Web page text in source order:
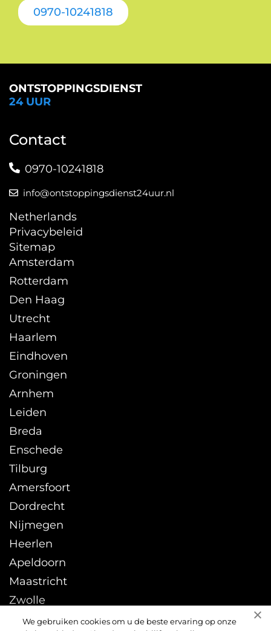
We gebruiken cookies om u de beste ervaring op onze
0970-10241818
ONTSTOPPINGSDIENST
24 UUR
Contact
0970-10241818
info@ontstoppingsdienst24uur.nl
Netherlands
Privacybeleid
Sitemap
Amsterdam
Rotterdam
Den Haag
Utrecht
Haarlem
Eindhoven
Groningen
Arnhem
Leiden
Breda
Enschede
Tilburg
Amersfoort
Dordrecht
Nijmegen
Heerlen
Apeldoorn
Maastricht
Zwolle
Leeuwarden